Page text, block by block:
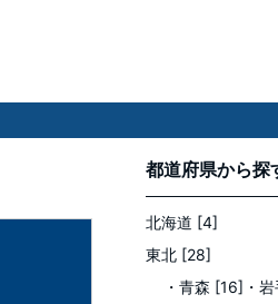
都道府県から探
北海道 [4]
東北 [28]
・青森 [16] ・